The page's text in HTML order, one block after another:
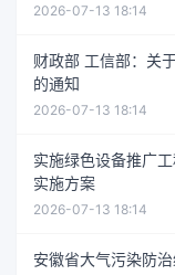
2026-07-13 18:14
财政部 工信部：关
的通知
2026-07-13 18:14
实施绿色设备推广
实施方案
2026-07-13 18:14
安徽省大气污染防